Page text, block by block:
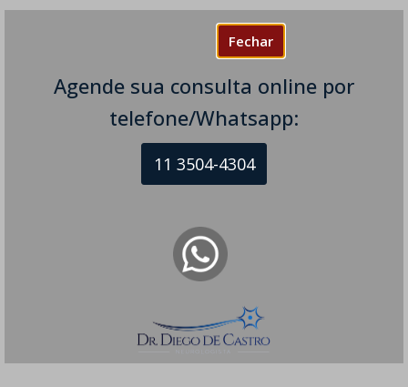
Fechar
Agende sua consulta online por
telefone/Whatsapp:
11 3504-4304